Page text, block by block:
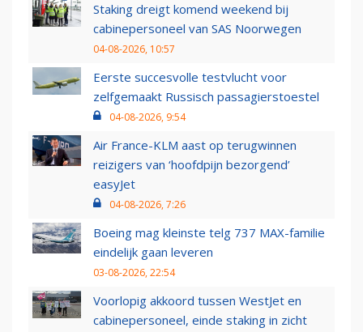
Staking dreigt komend weekend bij
cabinepersoneel van SAS Noorwegen
04-08-2026, 10:57
Eerste succesvolle testvlucht voor
zelfgemaakt Russisch passagierstoestel
04-08-2026, 9:54
Air France-KLM aast op terugwinnen
reizigers van ‘hoofdpijn bezorgend’
easyJet
04-08-2026, 7:26
Boeing mag kleinste telg 737 MAX-familie
eindelijk gaan leveren
03-08-2026, 22:54
Voorlopig akkoord tussen WestJet en
cabinepersoneel, einde staking in zicht